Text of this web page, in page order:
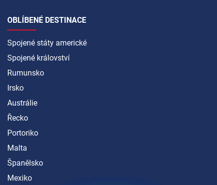
OBLÍBENÉ DESTINACE
Spojené státy americké
Spojené království
Rumunsko
Irsko
Austrálie
Řecko
Portoriko
Malta
Španělsko
Mexiko